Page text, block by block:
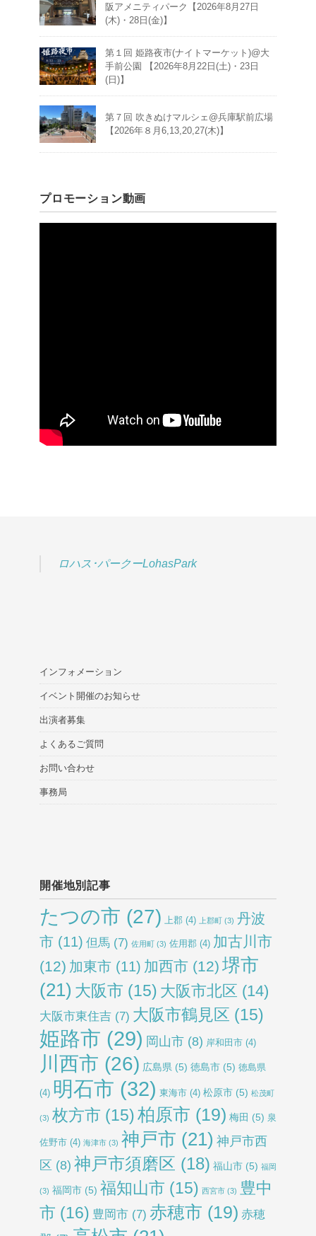
阪アメニティパーク【2026年8月27日
(木)・28日(金)】
第１回 姫路夜市(ナイトマーケット)@大
手前公園 【2026年8月22日(土)・23日
(日)】
第７回 吹きぬけマルシェ@兵庫駅前広場
【2026年８月6,13,20,27(木)】
プロモーション動画
ロハス･パークーLohasPark
インフォメーション
イベント開催のお知らせ
出演者募集
よくあるご質問
お問い合わせ
事務局
開催地別記事
たつの市 (27) 上郡 (4) 上郡町 (3) 丹波
市 (11) 但馬 (7) 佐用町 (3) 佐用郡 (4) 加古川市
(12) 加東市 (11) 加西市 (12) 堺市
(21) 大阪市 (15) 大阪市北区 (14)
大阪市東住吉 (7) 大阪市鶴見区 (15)
姫路市 (29) 岡山市 (8) 岸和田市 (4)
川西市 (26) 広島県 (5) 徳島市 (5) 徳島県
(4) 明石市 (32) 東海市 (4) 松原市 (5) 松茂町
(3) 枚方市 (15)柏原市 (19) 梅田 (5) 泉
佐野市 (4) 海津市 (3) 神戸市 (21) 神戸市西
区 (8) 神戸市須磨区 (18) 福山市 (5) 福岡
(3) 福岡市 (5) 福知山市 (15) 西宮市 (3) 豊中
市 (16) 豊岡市 (7) 赤穂市 (19) 赤穂